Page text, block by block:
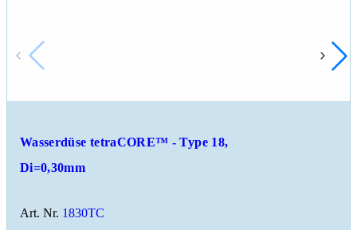
Wasserdüse tetraCORE™ - Type 18,
Di=0,30mm
Art. Nr. 1830TC